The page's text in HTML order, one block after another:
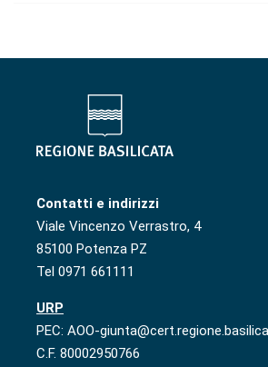
Contatti e indirizzi
Viale Vincenzo Verrastro, 4
85100 Potenza PZ
Tel 0971 661111
URP
PEC: AOO-
C.F. 80002950766